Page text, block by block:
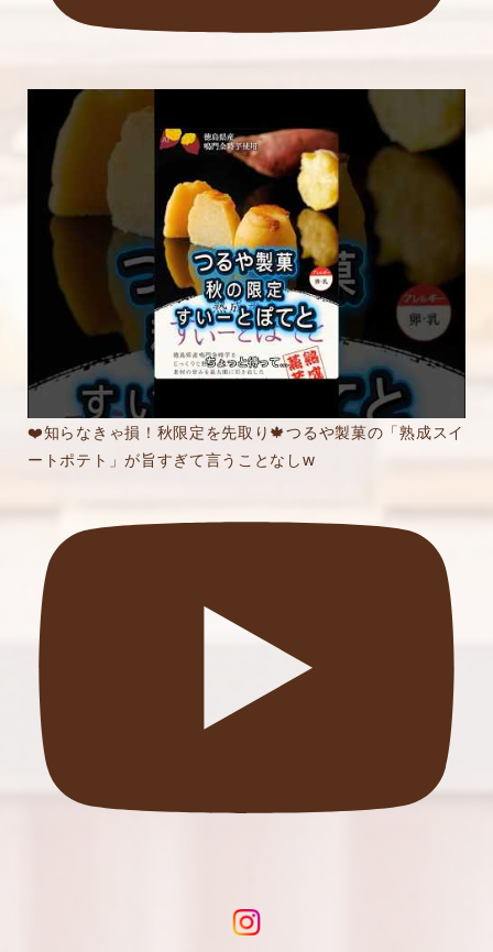
❤️知らなきゃ損！秋限定を先取り🍁つるや製菓の「熟成スイ
ートポテト」が旨すぎて言うことなしw